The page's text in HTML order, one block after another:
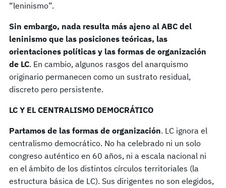
“leninismo”.
Sin embargo, nada resulta más ajeno al ABC del
leninismo que las posiciones teóricas, las
orientaciones políticas y las formas de organización
de LC. En cambio, algunos rasgos del anarquismo
originario permanecen como un sustrato residual,
discreto pero persistente.
LC Y EL CENTRALISMO DEMOCRÁTICO
Partamos de las formas de organización. LC ignora el
centralismo democrático. No ha celebrado ni un solo
congreso auténtico en 60 años, ni a escala nacional ni
en el ámbito de los distintos círculos territoriales (la
estructura básica de LC). Sus dirigentes no son elegidos,